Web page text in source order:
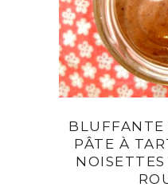
BLUFFANTE
PÂTE À